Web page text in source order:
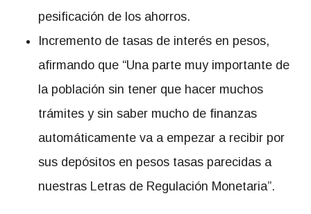
pesificación de los ahorros.
Incremento de tasas de interés en pesos,
afirmando que “Una parte muy importante de
la población sin tener que hacer muchos
trámites y sin saber mucho de finanzas
automáticamente va a empezar a recibir por
sus depósitos en pesos tasas parecidas a
nuestras Letras de Regulación Monetaria”.